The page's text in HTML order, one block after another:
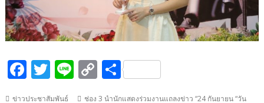
F T Li C S
ข่าวประชาสัมพันธ์ ช่อง 3 นำนักแสดงร่วมงานแถลงข่าว “24 กันยายน “วัน